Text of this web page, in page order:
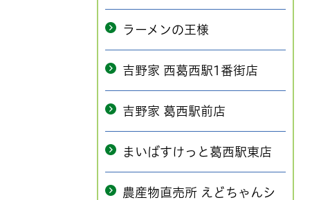
ラーメンの王様
吉野家 西葛西駅1番街店
吉野家 葛西駅前店
まいばすけっと葛西駅東店
農産物直売所 えどちゃんシ